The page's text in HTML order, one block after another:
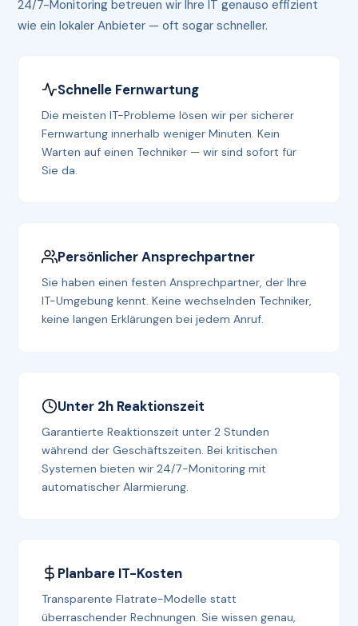
24/7-Monitoring betreuen wir Ihre IT genauso effizient
wie ein lokaler Anbieter — oft sogar schneller.
Schnelle Fernwartung
Die meisten IT-Probleme lösen wir per sicherer
Fernwartung innerhalb weniger Minuten. Kein
Warten auf einen Techniker — wir sind sofort für
Sie da.
Persönlicher Ansprechpartner
Sie haben einen festen Ansprechpartner, der Ihre
IT-Umgebung kennt. Keine wechselnden Techniker,
keine langen Erklärungen bei jedem Anruf.
Unter 2h Reaktionszeit
Garantierte Reaktionszeit unter 2 Stunden
während der Geschäftszeiten. Bei kritischen
Systemen bieten wir 24/7-Monitoring mit
automatischer Alarmierung.
Planbare IT-Kosten
Transparente Flatrate-Modelle statt
überraschender Rechnungen. Sie wissen genau,